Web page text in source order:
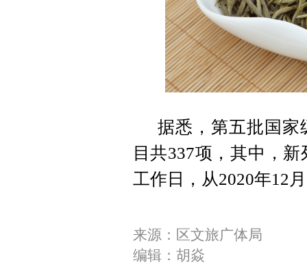
据悉，第五批国家
目共337项，其中，
工作日，从2020年12
来源：区文旅广体局
编辑：胡焱